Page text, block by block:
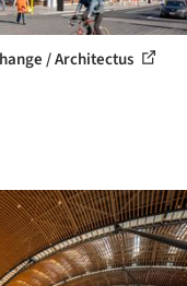
/ Architectus